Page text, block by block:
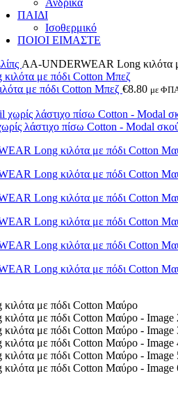
Ανδρικά
ΠΑΙΔΙ
Ισοθερμικό
ΠΟΙΟΙ ΕΙΜΑΣΤΕ
AA-UNDERWEAR Long κιλότα
με πόδι Cotton Μπεζ €8.80 με
λάστιχο πίσω Cotton - Modal